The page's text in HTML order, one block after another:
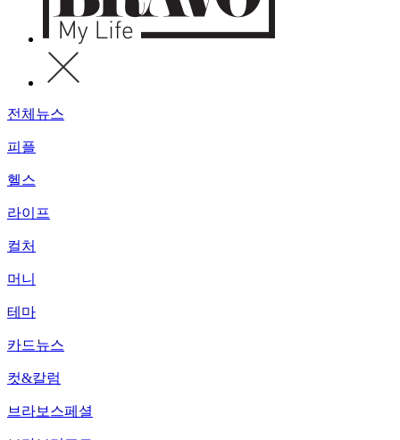
전체뉴스
피플
헬스
라이프
컬처
머니
테마
카드뉴스
컷&칼럼
브라보스페셜